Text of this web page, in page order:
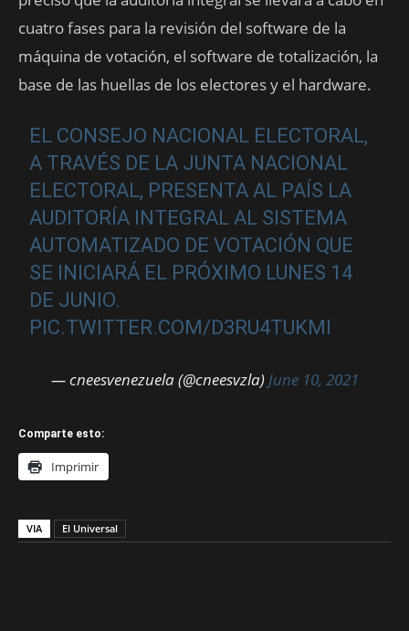
cuatro fases para la revisión del software de la
máquina de votación, el software de totalización, la
base de las huellas de los electores y el hardware.
EL CONSEJO NACIONAL ELECTORAL,
A TRAVÉS DE LA JUNTA NACIONAL
ELECTORAL, PRESENTA AL PAÍS LA
AUDITORÍA INTEGRAL AL SISTEMA
AUTOMATIZADO DE VOTACIÓN QUE
SE INICIARÁ EL PRÓXIMO LUNES 14
DE JUNIO.
PIC.TWITTER.COM/D3RU4TUKMI
— cneesvenezuela (@cneesvzla) June 10, 2021
Comparte esto:
Imprimir
VIA El Universal